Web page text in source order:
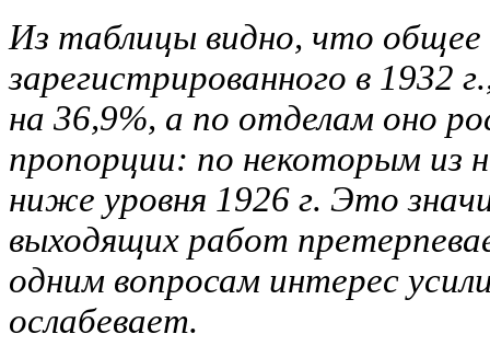
Из таблицы видно, что общее
зарегистрированного в 1932
на 36,9%, а по отделам оно
пропорции: по некоторым из
ниже уровня 1926 г. Это
выходящих работ
одним вопросам интерес
ослабевает.